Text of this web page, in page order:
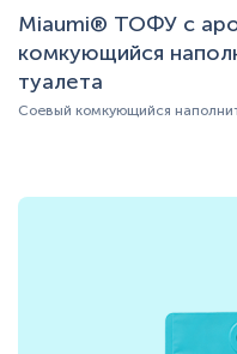
Miaumi® ТОФУ с
комкующийся
туалета
Соевый комкующийся